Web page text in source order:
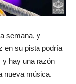
semana, y
en su pista podría
y hay una razón
nueva música.